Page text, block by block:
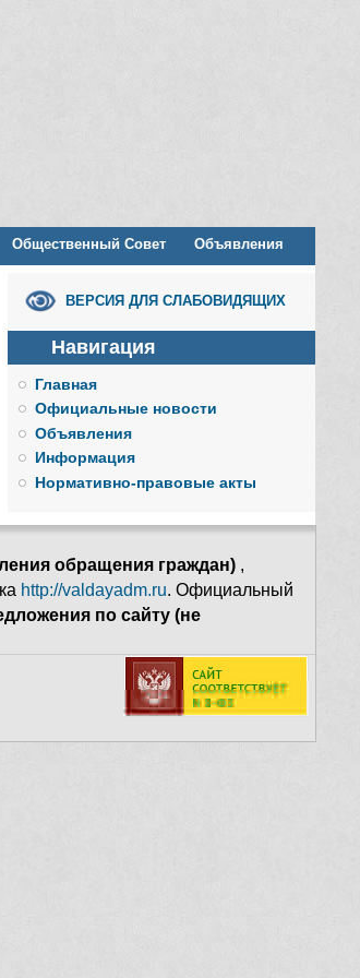
Общественный Совет Объявления
ВЕРСИЯ ДЛЯ СЛАБОВИДЯЩИХ
Навигация
Главная
Официальные новости
Объявления
Информация
Нормативно-правовые акты
обращения граждан) ,
http://valdayadm.ru. Официальный
по сайту (не